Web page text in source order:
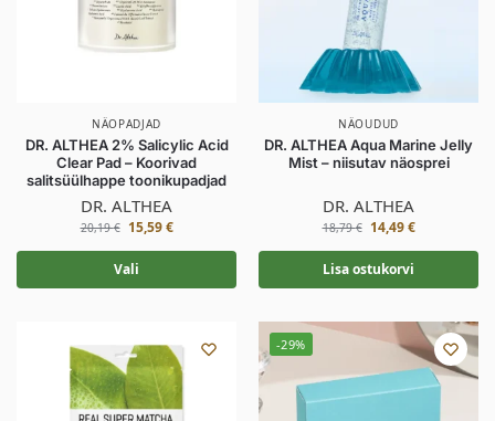
NÄOPADJAD
DR. ALTHEA 2% Salicylic Acid
Clear Pad – Koorivad
salitsüülhappe toonikupadjad
DR. ALTHEA
20,19€ 15,59€
Vali
NÄOUDUD
DR. ALTHEA Aqua Marine Jelly
Mist – niisutav näosprei
DR. ALTHEA
18,79€ 14,49€
Lisa ostukorvi
-29%